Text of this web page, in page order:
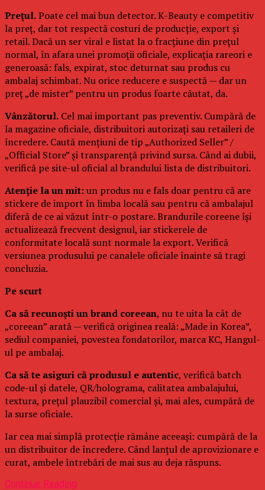
Prețul.Poate cel mai bun detector. K-Beauty e competitiv
la preț, dar tot respectă costuri de producție, export și
retail. Dacă un ser viral e listat la o fracțiune din prețul
normal, în afara unei promoții oficiale, explicația rareori e
generoasă: fals, expirat, stoc deturnat sau produs cu
ambalaj schimbat. Nu orice reducere e suspectă — dar un
preț „de mister” pentru un produs foarte căutat, da.
Vânzătorul. Cel mai important pas preventiv. Cumpără de
la magazine oficiale, distribuitori autorizați sau retaileri de
încredere. Caută mențiuni de tip „Authorized Seller” /
„Official Store” și transparență privind sursa. Când ai dubii,
verifică pe site-ul oficial al brandului lista de distribuitori.
Atenție la un mit:un produs nu e fals doar pentru că are
stickere de import în limba locală sau pentru că ambalajul
diferă de ce ai văzut într-o postare. Brandurile coreene își
actualizează frecvent designul, iar stickerele de
conformitate locală sunt normale la export. Verifică
versiunea produsului pe canalele oficiale înainte să tragi
concluzia.
Pe scurt
Ca să recunoști un brand coreean, nu te uita la cât de
„coreean” arată — verifică originea reală: „Made in Korea”,
sediul companiei, povestea fondatorilor, marca KC, Hangul-
ul pe ambalaj.
Ca să te asiguri că produsul e autentic, verifică batch
code-ul și datele, QR/holograma, calitatea ambalajului,
textura, prețul plauzibil comercial și, mai ales, cumpără de
la surse oficiale.
Iar cea mai simplă protecție rămâne aceeași: cumpără de la
un distribuitor de încredere. Când lanțul de aprovizionare e
curat, ambele întrebări de mai sus au deja răspuns.
Continue Reading